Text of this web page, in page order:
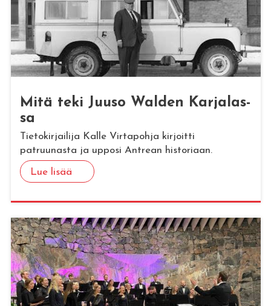
Mitä teki Juuso Wal­den Kar­ja­las­
sa
Tietokirjailija Kalle Virtapohja kirjoitti
patruunasta ja upposi Antrean historiaan.
Lue lisää